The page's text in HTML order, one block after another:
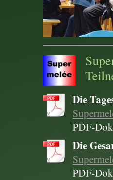
Die
PDF-
Die
PDF-